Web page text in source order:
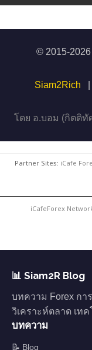
© 2015-
Siam2Rich
โดย อ.บอม (กิตติทั
Partner Sites: iCafe
iCafeForex
📊 Siam2R Blog
บทความ Forex กา
วิเคราะห์ตลาด เท
บทความ
📝 Blog